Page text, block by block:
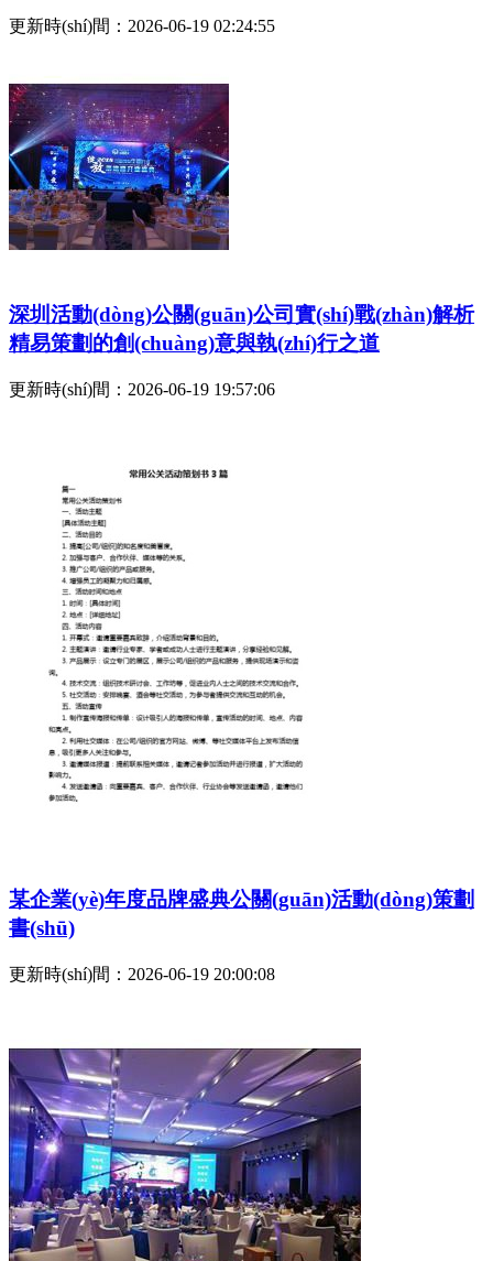
更新時(shí)間：2026-06-19 02:24:55
深圳活動(dòng)公關(guān)公司實(shí)戰(zhàn)解析
精易策劃的創(chuàng)意與執(zhí)行之道
更新時(shí)間：2026-06-19 19:57:06
某企業(yè)年度品牌盛典公關(guān)活動(dòng)策劃
書(shū)
更新時(shí)間：2026-06-19 20:00:08